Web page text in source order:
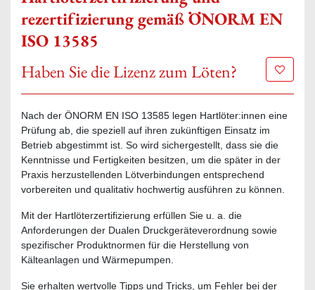
rezertifizierung gemäß ÖNORM EN
ISO 13585
Haben Sie die Lizenz zum Löten?
Zur
Nach der ÖNORM EN ISO 13585 legen Hartlöter:innen eine
Prüfung ab, die speziell auf ihren zukünftigen Einsatz im
Betrieb abgestimmt ist. So wird sichergestellt, dass sie die
Kenntnisse und Fertigkeiten besitzen, um die später in der
Praxis herzustellenden Lötverbindungen entsprechend
vorbereiten und qualitativ hochwertig ausführen zu können.
Mit der Hartlöterzertifizierung erfüllen Sie u. a. die
Anforderungen der Dualen Druckgeräteverordnung sowie
spezifischer Produktnormen für die Herstellung von
Kälteanlagen und Wärmepumpen.
Sie erhalten wertvolle Tipps und Tricks, um Fehler bei der